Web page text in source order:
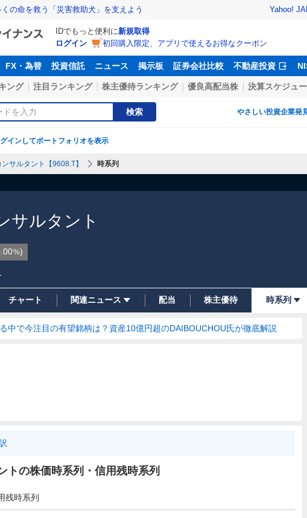
くの命を救う「災害救助犬」を支えよう Yahoo!
IDでもっと便利に新規取得
ログイン
初回購入限定、アプリで使えるお得なクーポン
FX・為替 投資信託 ニュース 掲示板 証券会社比較 不動産投資
ング 注目ランキング 株主優待ランキング 優良高配当株 決算スケジュ
検索 やさしい投資企業発
インしてポートフォリオを表示
サルタント【9608.T】 時系列
サルタント
%)
チャート 関連ニュース 配当 株主優待 時系列
中で今注目の有望銘柄は？資産10億円超のDAIBOUCHOU氏が徹底解説
トの株価時系列・信用残時系列
残時系列